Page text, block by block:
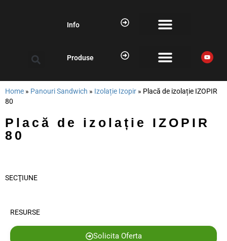
Info
Produse
Home » Panouri Sandwich » Izolație Izopir » Placă de izolație IZOPIR
80
Placă de izolație IZOPIR
80
SECŢIUNE
RESURSE
Solicita Oferta